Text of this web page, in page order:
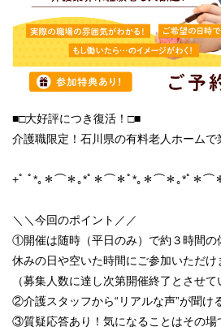
■□大好評につき復活！□■
介護職限定！石川県の有料老人ホームで
+ﾟ ﾟ*｡＊⌒＊｡*ﾟ＊⌒＊ﾟ*｡＊⌒＊｡*ﾟ＊⌒
＼＼今回のポイント／／
①開催は随時（平日のみ）で約３時間の
休みの日や空いた時間にご参加いただけ
（募集人数に達し次第開催終了とさせて
②介護スタッフから“リアルな声”が聞け
③質疑応答あり！気になることはその